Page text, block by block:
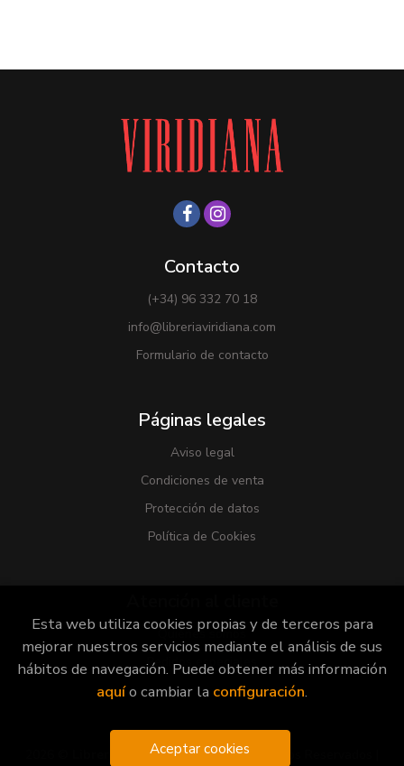
Contacto
(+34) 96 332 70 18
info@libreriaviridiana.com
Formulario de contacto
Páginas legales
Aviso legal
Condiciones de venta
Protección de datos
Política de Cookies
Quiénes somos
Pedidos especiales
Librería Viridiana. Todos los Derechos Reservados |
Esta web utiliza cookies propias y de terceros para
mejorar nuestros servicios mediante el análisis de sus
hábitos de navegación. Puede obtener más información
aquío cambiar la configuración.
Aceptar cookies